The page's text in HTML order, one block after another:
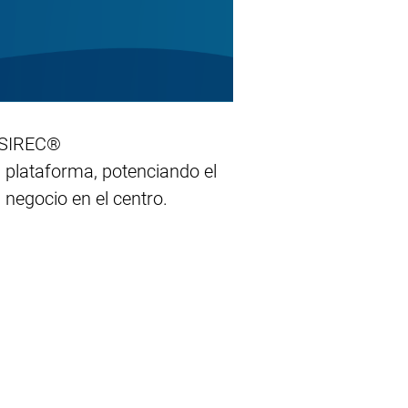
potenciando el
en el centro.